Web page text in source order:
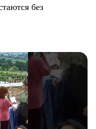
без